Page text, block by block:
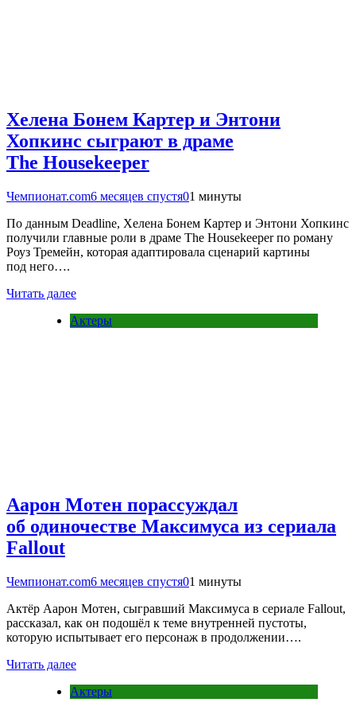
Хелена Бонем Картер и Энтони
Хопкинс сыграют в драме
The Housekeeper
Чемпионат.com6 месяцев спустя01 минуты
По данным Deadline, Хелена Бонем Картер и Энтони Хопкинс
получили главные роли в драме The Housekeeper по роману
Роуз Тремейн, которая адаптировала сценарий картины
под него….
Читать далее
Актеры
Аарон Мотен порассуждал
об одиночестве Максимуса из сериала
Fallout
Чемпионат.com6 месяцев спустя01 минуты
Актёр Аарон Мотен, сыгравший Максимуса в сериале Fallout,
рассказал, как он подошёл к теме внутренней пустоты,
которую испытывает его персонаж в продолжении….
Читать далее
Актеры